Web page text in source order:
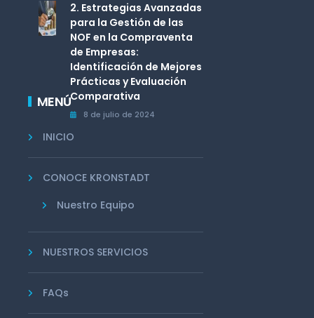
2. Estrategias Avanzadas
para la Gestión de las
NOF en la Compraventa
de Empresas:
Identificación de Mejores
Prácticas y Evaluación
Comparativa
8 de julio de 2024
MENÚ
INICIO
CONOCE KRONSTADT
Nuestro Equipo
NUESTROS SERVICIOS
FAQs